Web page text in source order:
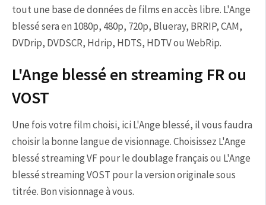
tout une base de données de films en accès libre. L'Ange
blessé sera en 1080p, 480p, 720p, Blueray, BRRIP, CAM,
DVDrip, DVDSCR, Hdrip, HDTS, HDTV ou WebRip.
L'Ange blessé en streaming FR ou
VOST
Une fois votre film choisi, ici L'Ange blessé, il vous faudra
choisir la bonne langue de visionnage. Choisissez L'Ange
blessé streaming VF pour le doublage français ou L'Ange
blessé streaming VOST pour la version originale sous
titrée. Bon visionnage à vous.